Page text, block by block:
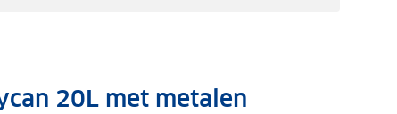
20L met metalen